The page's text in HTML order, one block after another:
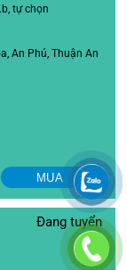
tự chọn
An Phú, Thuận An
MUA
Đang tuyển